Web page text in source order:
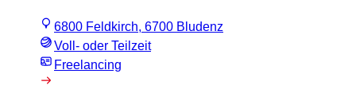
6800 Feldkirch, 6700 Bludenz
Voll- oder Teilzeit
Freelancing